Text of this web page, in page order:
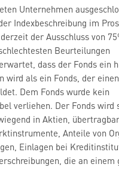
Unternehmen
Indexbeschreibung im
der Ausschluss von
Beurteilungen
dass der Fonds ein
wird als ein Fonds, der einen
Dem Fonds wurde kein
verliehen. Der Fonds wird
in Aktien,
Anteile von
Einlagen bei
die an einem